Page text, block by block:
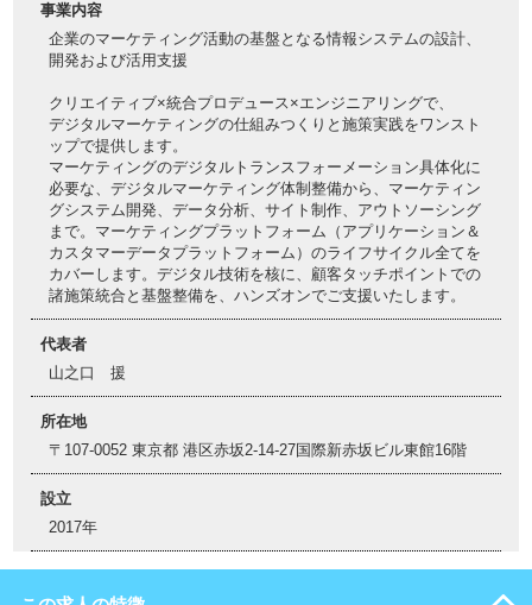
事業内容
企業のマーケティング活動の基盤となる情報システムの設計、
開発および活用支援
クリエイティブ×統合プロデュース×エンジニアリングで、
デジタルマーケティングの仕組みつくりと施策実践をワンスト
ップで提供します。
マーケティングのデジタルトランスフォーメーション具体化に
必要な、デジタルマーケティング体制整備から、マーケティン
グシステム開発、データ分析、サイト制作、アウトソーシング
まで。マーケティングプラットフォーム（アプリケーション＆
カスタマーデータプラットフォーム）のライフサイクル全てを
カバーします。デジタル技術を核に、顧客タッチポイントでの
諸施策統合と基盤整備を、ハンズオンでご支援いたします。
代表者
山之口 援
所在地
〒107-0052 東京都 港区赤坂2-14-27国際新赤坂ビル東館16階
設立
2017年